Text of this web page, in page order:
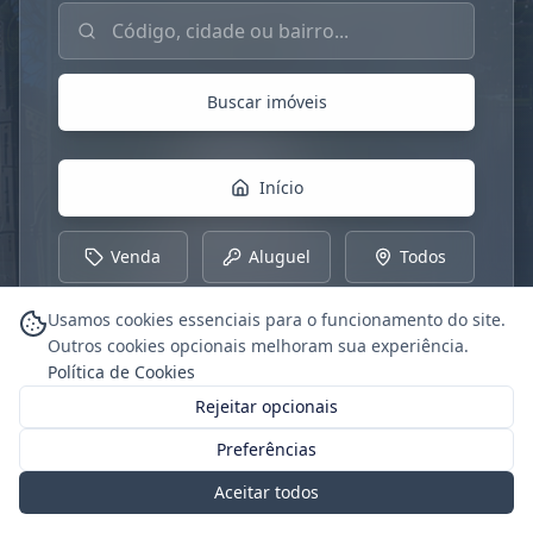
Buscar imóveis por código, cidade ou bairro
Buscar imóveis
Início
Venda Aluguel Todos
Usamos cookies essenciais para o funcionamento do site.
Outros cookies opcionais melhoram sua experiência.
Política de Cookies
Rejeitar opcionais
Preferências
Aceitar todos